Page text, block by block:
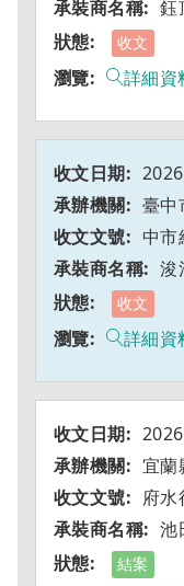
鈺
收文
詳細資
臺中
中
浚
收文
詳細資
宜蘭
府
池
結案